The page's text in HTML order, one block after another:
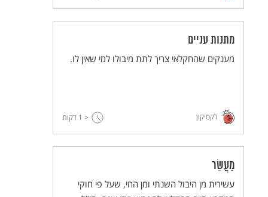
מתנות עניים
מענקים שהחקלאי צריך לתת מיבולו למי שאין לו.
לקסיקון < 1 דקות
מַעֲשֵׂר
עשירית מן היבול השנתי ומן החי, שעל פי חוקי